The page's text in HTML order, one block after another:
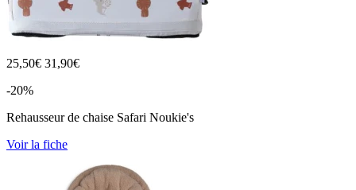
25,50€ 31,90€
-20%
Rehausseur de chaise Safari Noukie's
Voir la fiche